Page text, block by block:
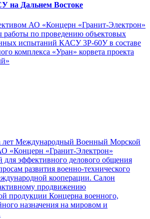
на Дальнем Востоке
АО «Концерн «Гранит-Электрон»
по проведению объектовых
испытаний КАСУ 3Р-60У в составе
комплекса «Уран» корвета проекта
лет Международный Военный Морской
«Концерн «Гранит-Электрон»
для эффективного делового общения
развития военно-технического
кооперации. Салон
продвижению
продукции Концерна военного,
назначения на мировом и